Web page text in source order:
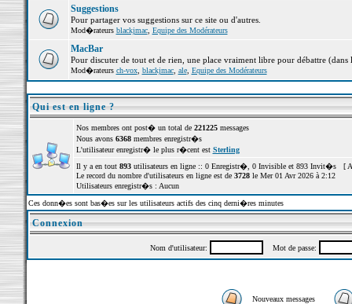
Suggestions
Pour partager vos suggestions sur ce site ou d'autres.
Mod�rateurs blackjmac, Equipe des Modérateurs
MacBar
Pour discuter de tout et de rien, une place vraiment libre pour débattre (dans
Mod�rateurs ch-vox, blackjmac, ale, Equipe des Modérateurs
Qui est en ligne ?
Nos membres ont post� un total de 221225messages
Nous avons 6368membres enregistr�s
L'utilisateur enregistr� le plus r�cent est Sterling
Il y a en tout 893utilisateurs en ligne :: 0 Enregistr�, 0 Invisible et 893 Invit�s [
Le record du nombre d'utilisateurs en ligne est de 3728le Mer 01 Avr 2026 à 2:12
Utilisateurs enregistr�s : Aucun
Ces donn�es sont bas�es sur les utilisateurs actifs des cinq derni�res minutes
Connexion
Nom d'utilisateur: Mot de passe:
Nouveaux messages